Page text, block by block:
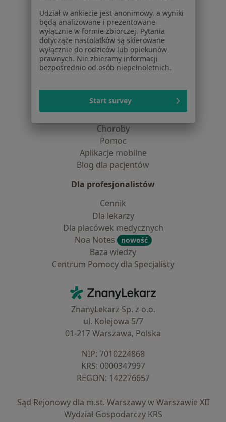
Partnerzy
Centrum prasowe
Kontakt
Dla pacjentów
Placówki medyczne
Pytania i odpowiedzi
Choroby
Pomoc
Aplikacje mobilne
Blog dla pacjentów
Dla profesjonalistów
Cennik
Dla lekarzy
Dla placówek medycznych
Noa Notes
nowość
Baza wiedzy
Centrum Pomocy dla Specjalisty
ZnanyLekarz - Strona główna
ZnanyLekarz Sp. z o.o.
ul. Kolejowa 5/7
01-217 Warszawa, Polska
NIP: ⁠7010224868
KRS: ⁠0000347997
REGON: ⁠142276657
Sąd Rejonowy dla m.st. Warszawy w Warszawie XII
Wydział Gospodarczy KRS
Udział w ankiecie jest anonimowy, a wyniki
będą analizowane i prezentowane
wyłącznie w formie zbiorczej. Pytania
dotyczące nastolatków są skierowane
wyłącznie do rodziców lub opiekunów
prawnych. Nie zbieramy informacji
bezpośrednio od osób niepełnoletnich.
Start survey